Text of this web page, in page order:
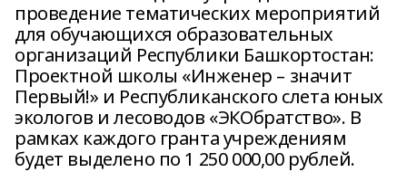
проведение тематических мероприятий
для обучающихся образовательных
организаций Республики Башкортостан:
Проектной школы «Инженер – значит
Первый!» и Республиканского слета юных
экологов и лесоводов «ЭКОбратство». В
рамках каждого гранта учреждениям
будет выделено по 1 250 000,00 рублей.